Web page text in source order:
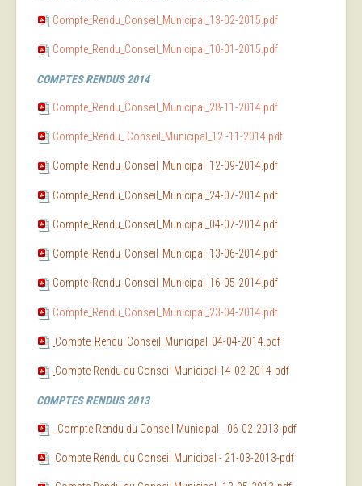
Compte_Rendu_Conseil_Municipal_13-02-2015.pdf
Compte_Rendu_Conseil_Municipal_10-01-2015.pdf
COMPTES RENDUS 2014
Compte_Rendu_Conseil_Municipal_28-11-2014.pdf
Compte_Rendu_ Conseil_Municipal_12 -11-2014.pdf
Compte_Rendu_Conseil_Municipal_12-09-2014.pdf
Compte_Rendu_Conseil_Municipal_24-07-2014.pdf
Compte_Rendu_Conseil_Municipal_04-07-2014.pdf
Compte_Rendu_Conseil_Municipal_13-06-2014.pdf
Compte_Rendu_Conseil_Municipal_16-05-2014.pdf
Compte_Rendu_Conseil_Municipal_23-04-2014.pdf
Compte_Rendu_Conseil_Municipal_04-04-2014.pdf
Compte Rendu du Conseil Municipal-14-02-2014-pdf
COMPTES RENDUS 2013
Compte Rendu du Conseil Municipal - 06-02-2013-pdf
Compte Rendu du Conseil Municipal - 21-03-2013-pdf